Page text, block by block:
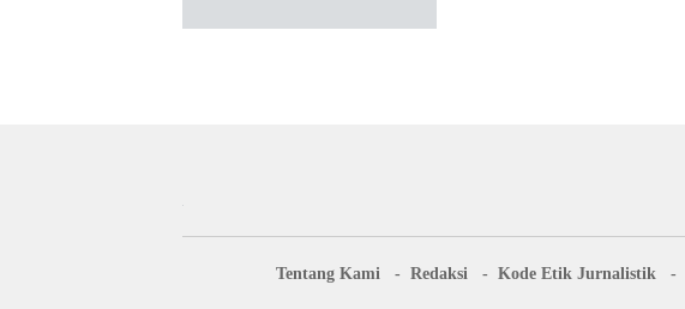
Tentang Kami Redaksi Kode Etik Jurnalistik